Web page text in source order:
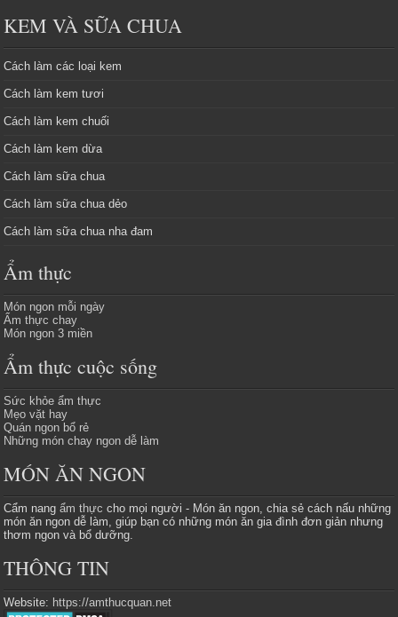
KEM VÀ SỮA CHUA
Cách làm các loại kem
Cách làm kem tươi
Cách làm kem chuối
Cách làm kem dừa
Cách làm sữa chua
Cách làm sữa chua dẻo
Cách làm sữa chua nha đam
Ẩm thực
Món ngon mỗi ngày
Ẩm thực chay
Món ngon 3 miền
Ẩm thực cuộc sống
Sức khỏe ẩm thực
Mẹo vặt hay
Quán ngon bổ rẻ
Những món chay ngon dễ làm
MÓN ĂN NGON
Cẩm nangẩm thực cho mọi người - Món ăn ngon, chia sẻ cách nấu những
món ăn ngon dễ làm, giúp bạn có những món ăn gia đình đơn giản nhưng
thơm ngon và bổ dưỡng.
THÔNG TIN
Website: https://amthucquan.net